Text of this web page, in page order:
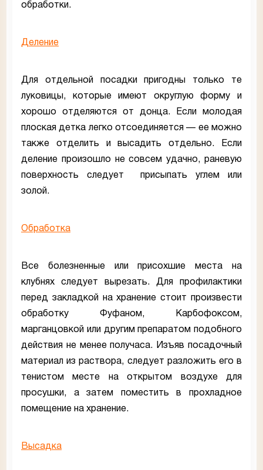
обработки.
Деление
Для отдельной посадки пригодны только те
луковицы, которые имеют округлую форму и
хорошо отделяются от донца. Если молодая
плоская детка легко отсоединяется — ее можно
также отделить и высадить отдельно. Если
деление произошло не совсем удачно, раневую
поверхность следует присыпать углем или
золой.
Обработка
Все болезненные или присохшие места на
клубнях следует вырезать. Для профилактики
перед закладкой на хранение стоит произвести
обработку Фуфаном, Карбофоксом,
марганцовкой или другим препаратом подобного
действия не менее получаса. Изъяв посадочный
материал из раствора, следует разложить его в
тенистом месте на открытом воздухе для
просушки, а затем поместить в прохладное
помещение на хранение.
Высадка